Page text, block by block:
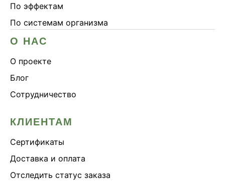
По эффектам
По системам организма
О НАС
О проекте
Блог
Сотрудничество
КЛИЕНТАМ
Сертификаты
Доставка и оплата
Отследить статус заказа